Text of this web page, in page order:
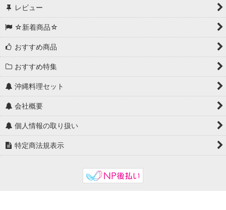
レビュー
☆新着商品☆
おすすめ商品
おすすめ特集
沖縄料理セット
会社概要
個人情報の取り扱い
特定商法規表示